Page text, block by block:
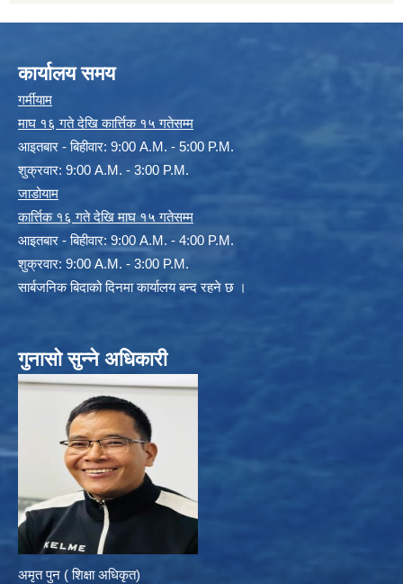
कार्यालय समय
गर्मीयाम
माघ १६ गते देखि कार्त्तिक १५ गतेसम्म
आइतबार - बिहीवार: 9:00 A.M. - 5:00 P.M.
शुक्रवार: 9:00 A.M. - 3:00 P.M.
जाडोयाम
कार्त्तिक १६ गते देखि माघ १५ गतेसम्म
आइतबार - बिहीवार: 9:00 A.M. - 4:00 P.M.
शुक्रवार: 9:00 A.M. - 3:00 P.M.
सार्बजनिक बिदाको दिनमा कार्यालय बन्द रहने छ ।
गुनासो सुन्ने अधिकारी
अमृत पुन ( शिक्षा अधिकृत)